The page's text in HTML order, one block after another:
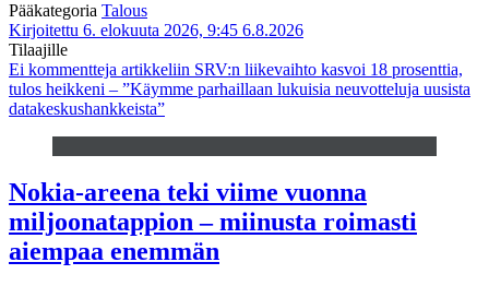
Pääkategoria Talous
Kirjoitettu 6. elokuuta 2026, 9:45 6.8.2026
Tilaajille
Ei kommentteja artikkeliin SRV:n liikevaihto kasvoi 18 prosenttia,
tulos heikkeni – ”Käymme parhaillaan lukuisia neuvotteluja uusista
datakeskushankkeista”
Nokia-areena teki viime vuonna
miljoonatappion – miinusta roimasti
aiempaa enemmän